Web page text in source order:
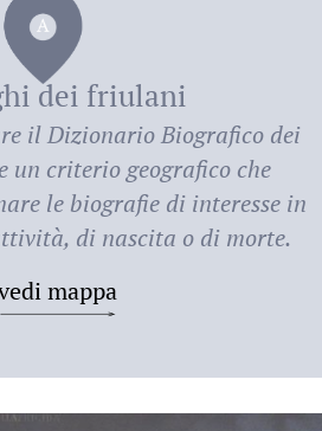
dei friulani
ilDizionario Biografico dei
un criterio geografico che
le biografie di interesse in
di nascita o di morte.
mappa